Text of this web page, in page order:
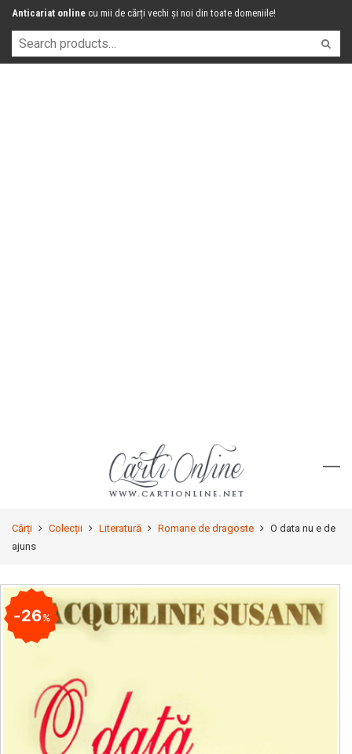
Anticariat online cu mii de cărți vechi și noi din toate domeniile!
Cărți Colecții Literatură Romane de dragoste
O data nu e de
ajuns
26%